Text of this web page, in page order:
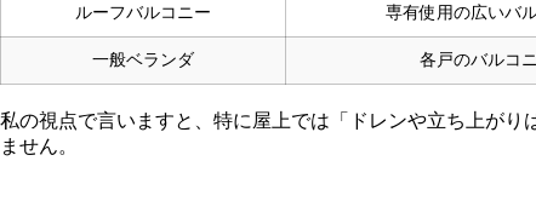
ルーフバルコニー 専有使用の広いバ
一般ベランダ 各戸のバルコ
私の視点で言いますと、特に屋上では「ドレンや立ち上が
ません。